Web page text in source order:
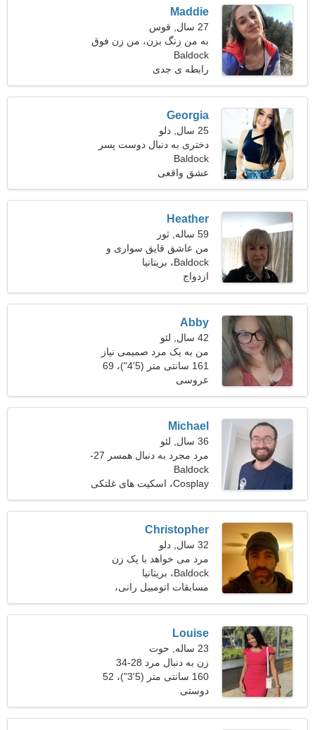
Maddie
27 سال, قوس
به من زنگ بزن، من زن فوق
العاده ای هستم
Baldock
رابطه ی جدی
Georgia
25 سال, دلو
دختری به دنبال دوست پسر
Baldock
عشق واقعی
Heather
59 ساله, ثور
من عاشق قایق سواری و
مطالعه هستم
Baldock، بریتانیا
ازدواج
Abby
42 سال, لئو
من به یک مرد صمیمی نیاز
دارم
161 سانتی متر (5'4")، 69
کیلوگرم (152 پوند)
عروسی
Michael
36 سال, لئو
مرد مجرد به دنبال همسر 27-
31
Baldock
Cosplay، اسکیت های غلتکی
Christopher
32 سال, دلو
مرد می خواهد با یک زن
ملاقات کند
Baldock، بریتانیا
مسابقات اتومبیل رانی،
رقصیدن
Louise
23 ساله, حوت
زن به دنبال مرد 28-34
160 سانتی متر (5'3")، 52
کیلوگرم (114 پوند)
دوستی